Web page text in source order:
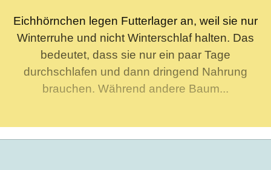
Eichhörnchen legen Futterlager an, weil sie nur
Winterruhe und nicht Winterschlaf halten. Das
bedeutet, dass sie nur ein paar Tage
durchschlafen und dann dringend Nahrung
brauchen. Während andere Baum...